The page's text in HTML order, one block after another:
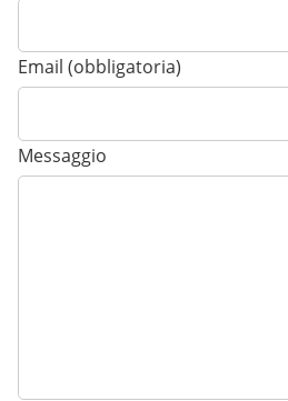
Email (obbligatoria)
Messaggio